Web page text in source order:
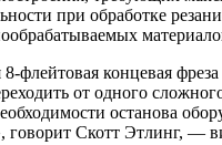
при обработке
флейтовая концевая
от одного
останова
говорит Скотт Этлинг, —